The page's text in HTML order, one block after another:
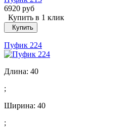
6920 руб
Купить в 1 клик
Купить
Пуфик 224
Длина: 40
;
Ширина: 40
;